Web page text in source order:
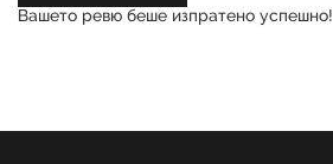
Вашето ревю беше изпратено успешно!